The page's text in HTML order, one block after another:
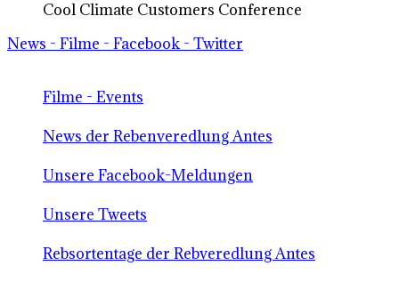
Cool Climate Customers Conference
News - Filme - Facebook - Twitter
Filme - Events
News der Rebenveredlung Antes
Unsere Facebook-Meldungen
Unsere Tweets
Rebsortentage der Rebveredlung Antes